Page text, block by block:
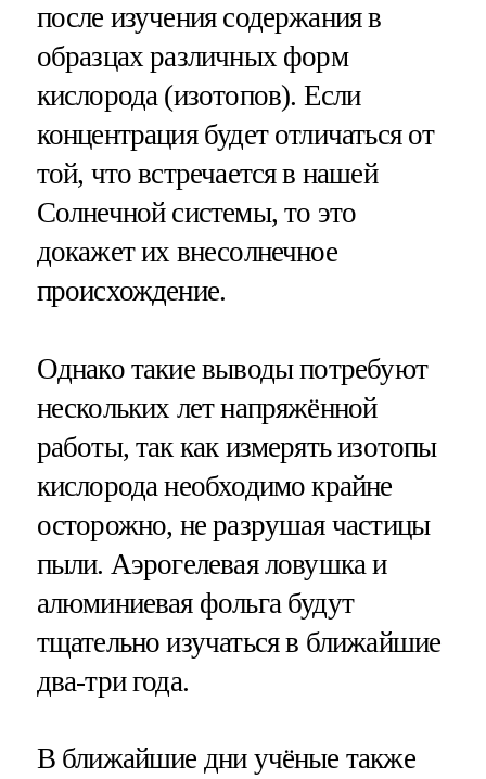
после изучения содержания в
образцах различных форм
кислорода (изотопов). Если
концентрация будет отличаться от
той, что встречается в нашей
Солнечной системы, то это
докажет их внесолнечное
происхождение.
Однако такие выводы потребуют
нескольких лет напряжённой
работы, так как измерять изотопы
кислорода необходимо крайне
осторожно, не разрушая частицы
пыли. Аэрогелевая ловушка и
алюминиевая фольга будут
тщательно изучаться в ближайшие
два-три года.
В ближайшие дни учёные также